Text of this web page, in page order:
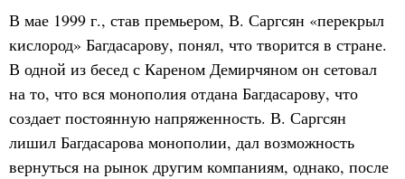
В мае 1999 г., став премьером, В. Саргсян «перекрыл
кислород» Багдасарову, понял, что творится в стране.
В одной из бесед с Кареном Демирчяном он сетовал
на то, что вся монополия отдана Багдасарову, что
создает постоянную напряженность. В. Саргсян
лишил Багдасарова монополии, дал возможность
вернуться на рынок другим компаниям, однако, после